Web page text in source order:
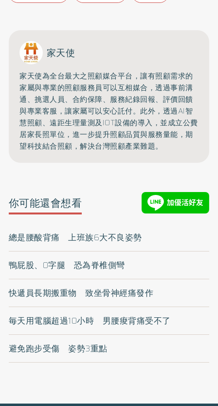
家天使
家天使為全台最大之照顧媒合平台，讓有照顧需求的
家屬與專業的照顧服務員可以互相媒合，透過事前溝
通、挑選人員、合約保障、服務紀錄回報、評價回饋
與專業客服，讓家屬可以安心託付。此外，透過AI智
慧照顧、遠距生理量測及IOT設備的導入，並成立公費
居家長照單位，進一步提升照顧品質與服務量能，期
望科技結合照顧，解決台灣照顧產業難題。
你可能還會想看
總是腰酸背痛 上班族6大不良姿勢
鴨屁股、O字腿 恐為脊椎側彎
快遞員長期搬重物 致坐骨神經痛發作
毎天用電腦超過10小時 男腰痠背痛受不了
避免跑步受傷 姿勢3重點